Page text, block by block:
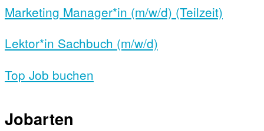
Marketing Manager*in (m/w/d) (Teilzeit)
Lektor*in Sachbuch (m/w/d)
Top Job buchen
Jobarten